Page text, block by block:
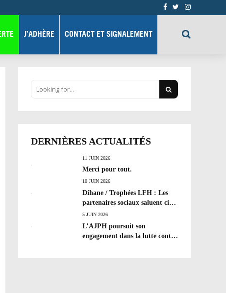
J’ADHÈRE CONTACT ET SIGNALEMENT
DERNIÈRES ACTUALITÉS
11 JUIN 2026
Merci pour tout.
10 JUIN 2026
Dihane / Trophées LFH : Les
partenaires sociaux saluent cinq
années de progrès social et les
efforts à poursuivre !
5 JUIN 2026
L’AJPH poursuit son
engagement dans la lutte contre